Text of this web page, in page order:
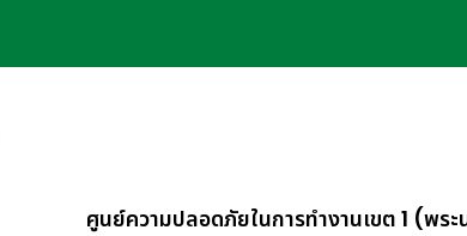
ศูนย์ความปลอดภัยในการทำงานเขต 1 (พร